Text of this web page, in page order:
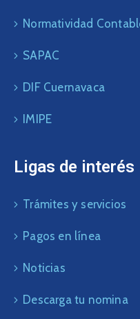
Normatividad
SAPAC
DIF Cuernavaca
IMIPE
Ligas de interés
Trámites y servicios
Pagos en línea
Noticias
Descarga tu nomina